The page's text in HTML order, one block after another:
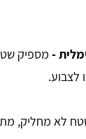
- מספיק
לצבוע.
לא מחליק,